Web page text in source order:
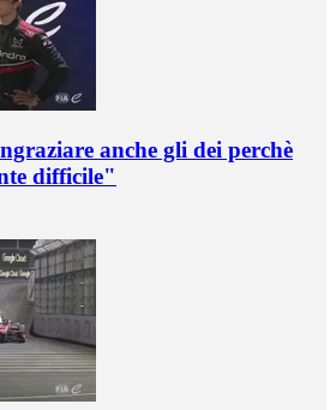
anche gli dei perchè
difficile"